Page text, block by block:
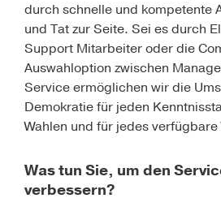
durch schnelle und kompetente
und Tat zur Seite. Sei es durch
Support Mitarbeiter oder die
Auswahloption zwischen
Service ermöglichen wir die
Demokratie für jeden
Wahlen und für jedes
Was tun Sie, um den
verbessern?